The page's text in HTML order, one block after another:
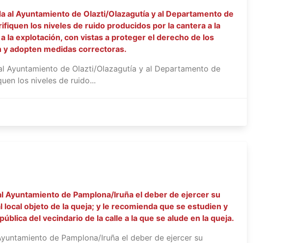
Ayuntamiento de Olazti/Olazagutía y al Departamento de
los niveles de ruido producidos por la cantera a la
la explotación, con vistas a proteger el derecho de los
y adopten medidas correctoras.
Ayuntamiento de Olazti/Olazagutía y al Departamento de
los niveles de ruido...
de Pamplona/Iruña el deber de ejercer su
objeto de la queja; y le recomienda que se estudien y
del vecindario de la calle a la que se alude en la queja.
de Pamplona/Iruña el deber de ejercer su